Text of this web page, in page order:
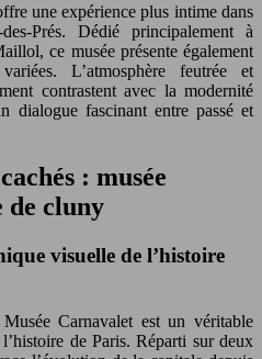
une expérience plus intime dans
Prés. Dédié principalement à
ce musée présente également
L’atmosphère feutrée et
contrastent avec la modernité
dialogue fascinant entre passé et
: musée
de cluny
visuelle de l’histoire
Carnavalet est un véritable
de Paris. Réparti sur deux